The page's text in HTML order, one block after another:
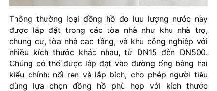
Thông thường loại đồng hồ đo lưu lượng nước này
được lắp đặt trong các tòa nhà như khu nhà trọ,
chung cư, tòa nhà cao tầng, và khu công nghiệp với
nhiều kích thước khác nhau, từ DN15 đến DN500.
Chúng có thể được lắp đặt vào đường ống bằng hai
kiểu chính: nối ren và lắp bích, cho phép người tiêu
dùng lựa chọn đồng hồ phù hợp với kích thước